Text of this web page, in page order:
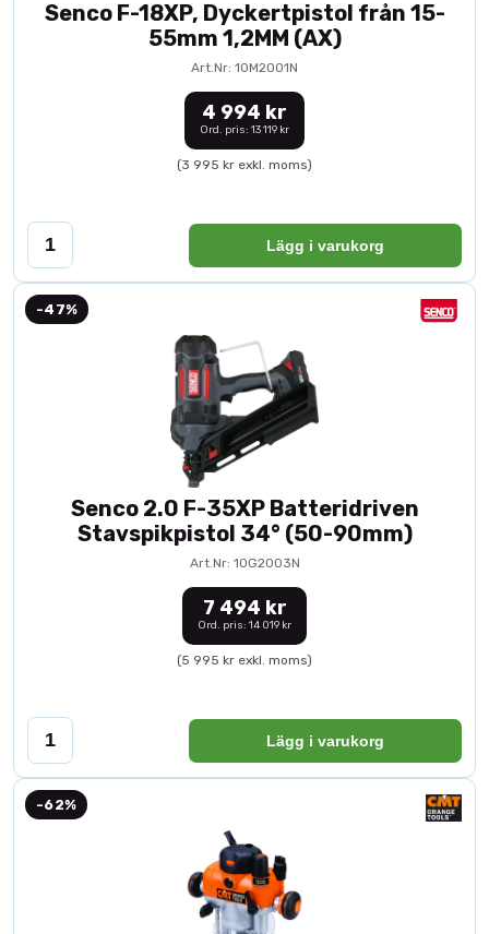
Senco F-18XP, Dyckertpistol från 15-
55mm 1,2MM (AX)
Art.Nr: 10M2001N
4 994 kr
Ord. pris: 13 119 kr
(3 995 kr exkl. moms)
Lägg i varukorg
-47%
Senco 2.0 F-35XP Batteridriven
Stavspikpistol 34° (50-90mm)
Art.Nr: 10G2003N
7 494 kr
Ord. pris: 14 019 kr
(5 995 kr exkl. moms)
Lägg i varukorg
-62%